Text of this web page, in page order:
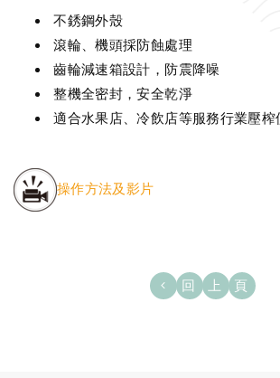
不銹鋼外殼
滾輪、機頭採防蝕處理
齒輪減速箱設計，防震降噪
整機全密封，安全乾淨
適合水果店、冷飲店等服務行業壓榨
操作方法及影片
回上頁